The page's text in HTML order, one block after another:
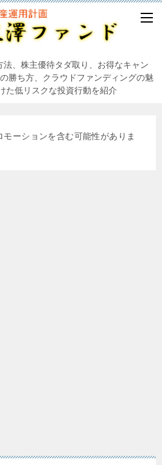
、株主優待タダ取り、お得なキャン
勝ち方、クラウドファンディングの魅
た低リスクな投資行動を紹介
ーションを含む可能性がありま